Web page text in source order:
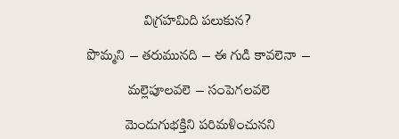
విగ్రహమిది పలుకున?
పొమ్మని – తరుమునది – ఈ గుడి కావలెనా –
మల్లెపూలవలె – సంపెగలవలె
మెండుగుభక్తిని పరిమళించునని